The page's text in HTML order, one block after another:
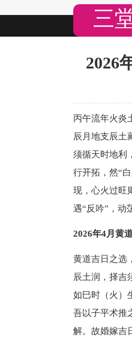
三
2026
丙午流年火炎
辰月地支辰土
须循天时地利
行开拓，然“
现，心火过旺
遇“反吟”，动
2026年4月黄
黄道吉日之选
辰土润，择吉
如巳时（火）
吾以子平术推
解。故婚嫁吉